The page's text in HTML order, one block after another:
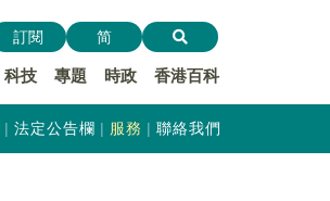
科技 專題 時政 香港百科
訂閱 简
法定公告欄 服務 聯絡我們